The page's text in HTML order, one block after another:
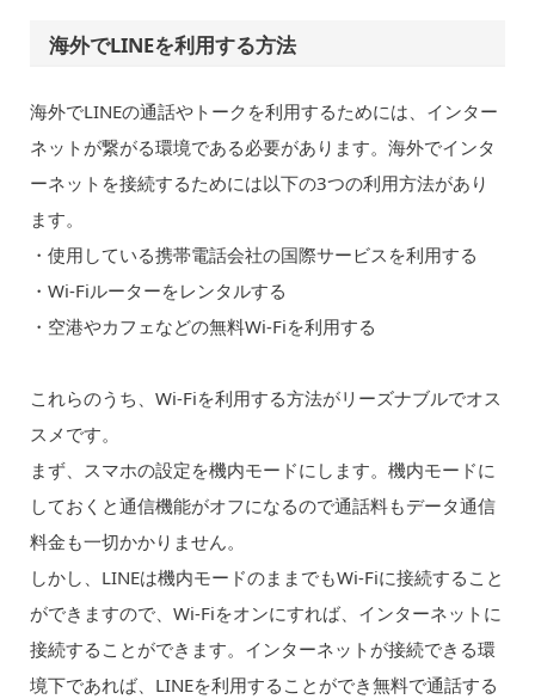
海外でLINEを利用する方法
海外でLINEの通話やトークを利用するためには、インター
ネットが繋がる環境である必要があります。海外でインタ
ーネットを接続するためには以下の3つの利用方法があり
ます。
・使用している携帯電話会社の国際サービスを利用する
・Wi-Fiルーターをレンタルする
・空港やカフェなどの無料Wi-Fiを利用する
これらのうち、Wi-Fiを利用する方法がリーズナブルでオス
スメです。
まず、スマホの設定を機内モードにします。機内モードに
しておくと通信機能がオフになるので通話料もデータ通信
料金も一切かかりません。
しかし、LINEは機内モードのままでもWi-Fiに接続すること
ができますので、Wi-Fiをオンにすれば、インターネットに
接続することができます。インターネットが接続できる環
境下であれば、LINEを利用することができ無料で通話する